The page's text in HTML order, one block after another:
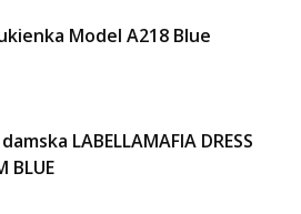
Model A218 Blue
LABELLAMAFIA DRESS
BLUE